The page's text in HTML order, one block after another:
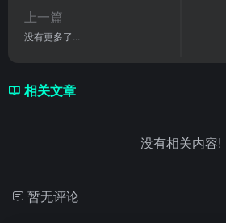
上一篇
没有更多了...
相关文章
没有相关内容!
暂无评论